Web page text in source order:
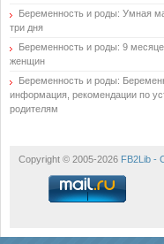
Беременность и роды: Умная
три дня
Беременность и роды: 9
женщин
Беременность и роды:
информация, рекомендации по
родителям
Copyright © 2005-2026 FB2Lib -